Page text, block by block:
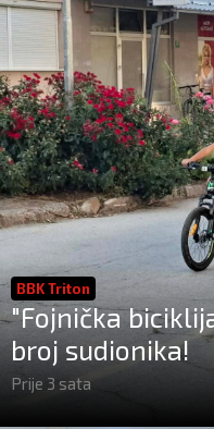
BBK Triton
"Fojnička
broj sudionika!
Prije 3 sata